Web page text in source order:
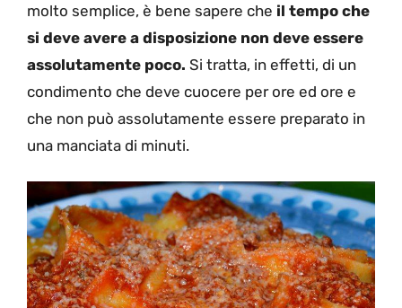
molto semplice, è bene sapere che il tempo che
si deve avere a disposizione non deve essere
assolutamente poco. Si tratta, in effetti, di un
condimento che deve cuocere per ore ed ore e
che non può assolutamente essere preparato in
una manciata di minuti.